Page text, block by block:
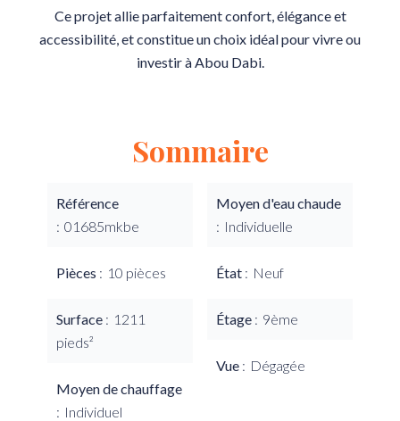
Ce projet allie parfaitement confort, élégance et
accessibilité, et constitue un choix idéal pour vivre ou
investir à Abou Dabi.
Sommaire
Référence
01685mkbe
Pièces 10 pièces
Surface
1211
pieds²
Moyen de chauffage
Individuel
Moyen d'eau chaude
Individuelle
État Neuf
Étage 9ème
Vue Dégagée